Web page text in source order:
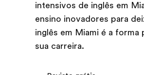
intensivos de inglês em
ensino inovadores para
inglês em Miami é a
sua carreira.